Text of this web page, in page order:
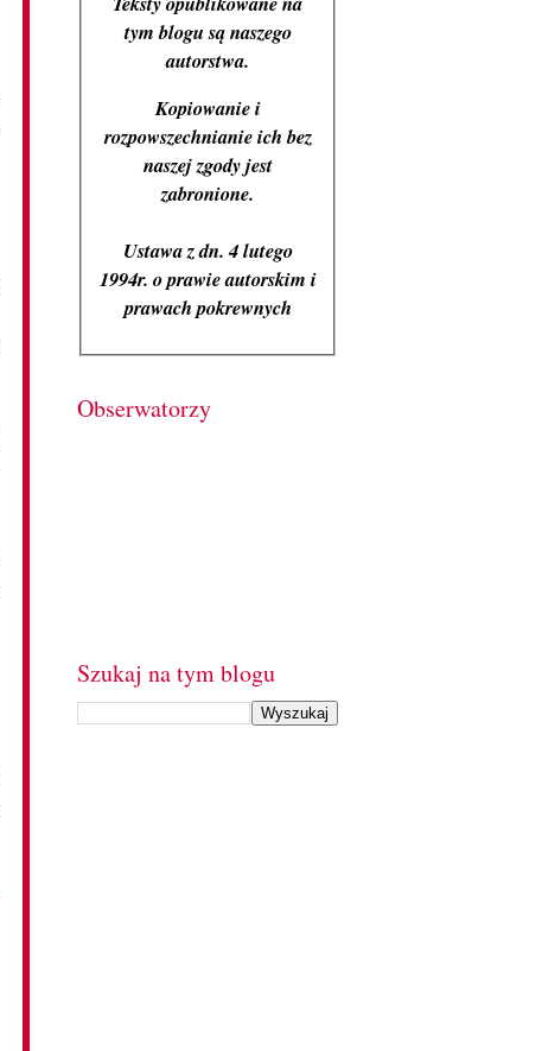
tym blogu są naszego
autorstwa.
Kopiowanie i
rozpowszechnianie ich bez
naszej zgody jest
zabronione.
Ustawa z dn. 4 lutego
1994r. o prawie autorskim i
prawach pokrewnych
Obserwatorzy
Szukaj na tym blogu